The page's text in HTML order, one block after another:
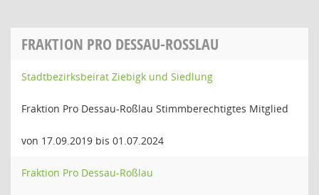
FRAKTION PRO DESSAU-ROSSLAU
Stadtbezirksbeirat Ziebigk und Siedlung
Fraktion Pro Dessau-Roßlau Stimmberechtigtes Mitglied
von 17.09.2019 bis 01.07.2024
Fraktion Pro Dessau-Roßlau